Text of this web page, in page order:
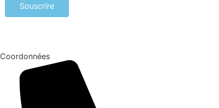
Souscrire
Coordonnées